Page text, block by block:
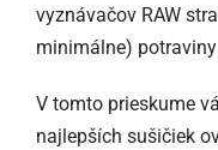
vyznávačov RAW
minimálne)
V tomto prieskume
najlepších sušičiek